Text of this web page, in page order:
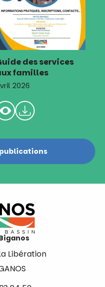
des services
familles
2026
Libération